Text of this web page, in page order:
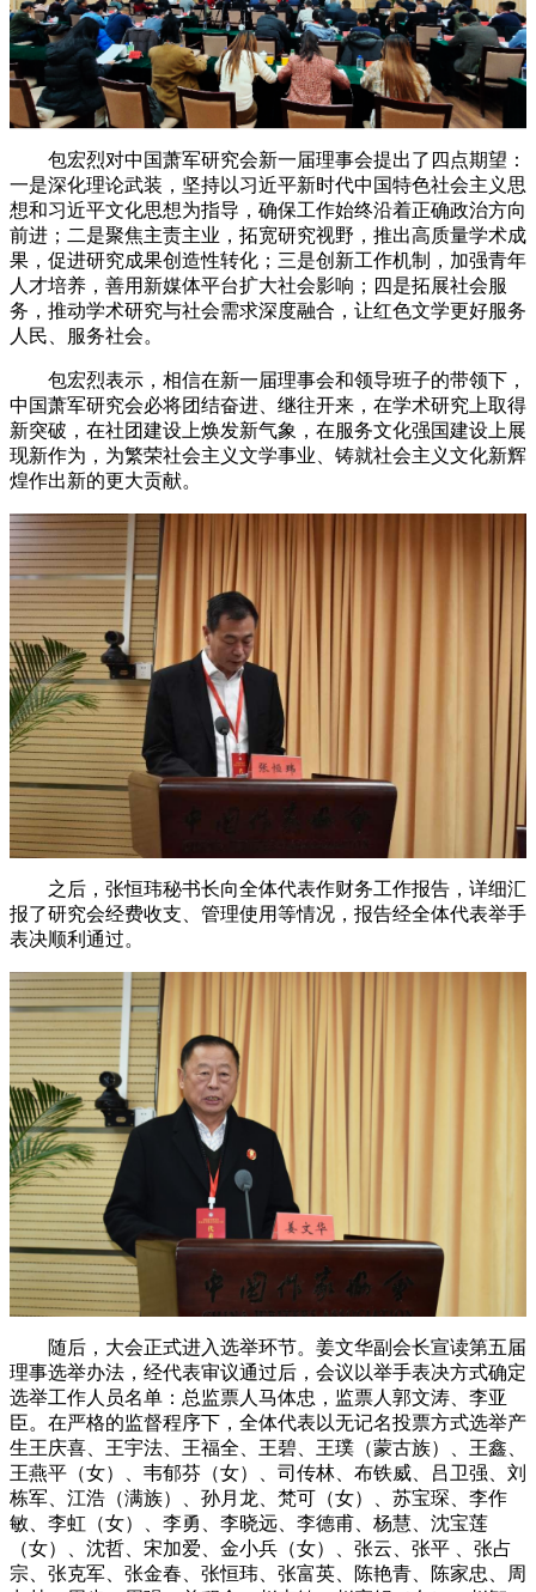
包宏烈对中国萧军研究会新一届理事会提出了四点期望：
一是深化理论武装，坚持以习近平新时代中国特色社会主义思
想和习近平文化思想为指导，确保工作始终沿着正确政治方向
前进；二是聚焦主责主业，拓宽研究视野，推出高质量学术成
果，促进研究成果创造性转化；三是创新工作机制，加强青年
人才培养，善用新媒体平台扩大社会影响；四是拓展社会服
务，推动学术研究与社会需求深度融合，让红色文学更好服务
人民、服务社会。
包宏烈表示，相信在新一届理事会和领导班子的带领下，
中国萧军研究会必将团结奋进、继往开来，在学术研究上取得
新突破，在社团建设上焕发新气象，在服务文化强国建设上展
现新作为，为繁荣社会主义文学事业、铸就社会主义文化新辉
煌作出新的更大贡献。
之后，张恒玮秘书长向全体代表作财务工作报告，详细汇
报了研究会经费收支、管理使用等情况，报告经全体代表举手
表决顺利通过。
随后，大会正式进入选举环节。姜文华副会长宣读第五届
理事选举办法，经代表审议通过后，会议以举手表决方式确定
选举工作人员名单：总监票人马体忠，监票人郭文涛、李亚
臣。在严格的监督程序下，全体代表以无记名投票方式选举产
生王庆喜、王宇法、王福全、王碧、王璞（蒙古族）、王鑫、
王燕平（女）、韦郁芬（女）、司传林、布铁威、吕卫强、刘
栋军、江浩（满族）、孙月龙、梵可（女）、苏宝琛、李作
敏、李虹（女）、李勇、李晓远、李德甫、杨慧、沈宝莲
（女）、沈哲、宋加爱、金小兵（女）、张云、张平 、张占
宗、张克军、张金春、张恒玮、张富英、陈艳青、陈家忠、周